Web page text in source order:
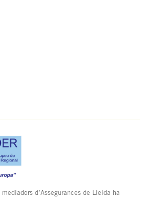
d’Assegurances de Lleida ha